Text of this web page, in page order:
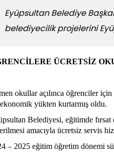
Eyüpsultan Belediye
belediyecilik projelerini
ÜCRETSİZ
okullar açılınca öğrenciler
yükten kurtarmış oldu.
Belediyesi, eğitimde fırsat
amacıyla ücretsiz servis
– 2025 eğitim öğretim dönemi